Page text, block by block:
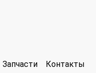
Запчасти Контакты